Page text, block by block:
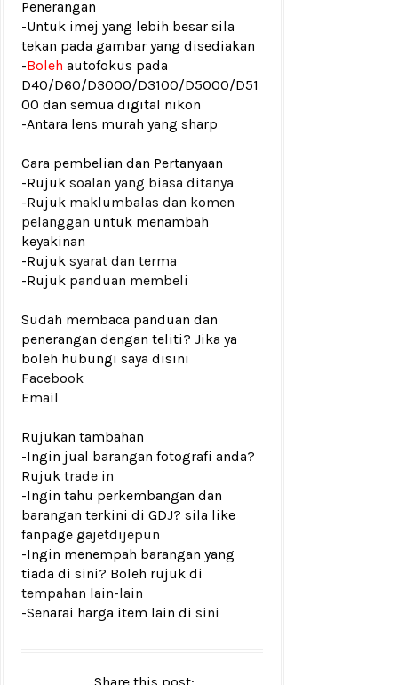
Penerangan
-Untuk imej yang lebih besar sila
tekan pada gambar yang disediakan
-Boleh autofokus pada
D40/D60/D3000/D3100/D5000/D51
00 dan semua digital nikon
-Antara lens murah yang sharp
Cara pembelian dan Pertanyaan
-Rujuk soalan yang biasa ditanya
-Rujuk maklumbalas dan komen
pelanggan untuk menambah
keyakinan
-Rujuk syarat dan terma
-Rujuk panduan membeli
Sudah membaca panduan dan
penerangan dengan teliti? Jika ya
boleh hubungi saya disini
Facebook
Email
Rujukan tambahan
-Ingin jual barangan fotografi anda?
Rujuk trade in
-Ingin tahu perkembangan dan
barangan terkini di GDJ? sila like
fanpage gajetdijepun
-Ingin menempah barangan yang
tiada di sini? Boleh rujuk di
tempahan lain-lain
-Senarai harga item lain di sini